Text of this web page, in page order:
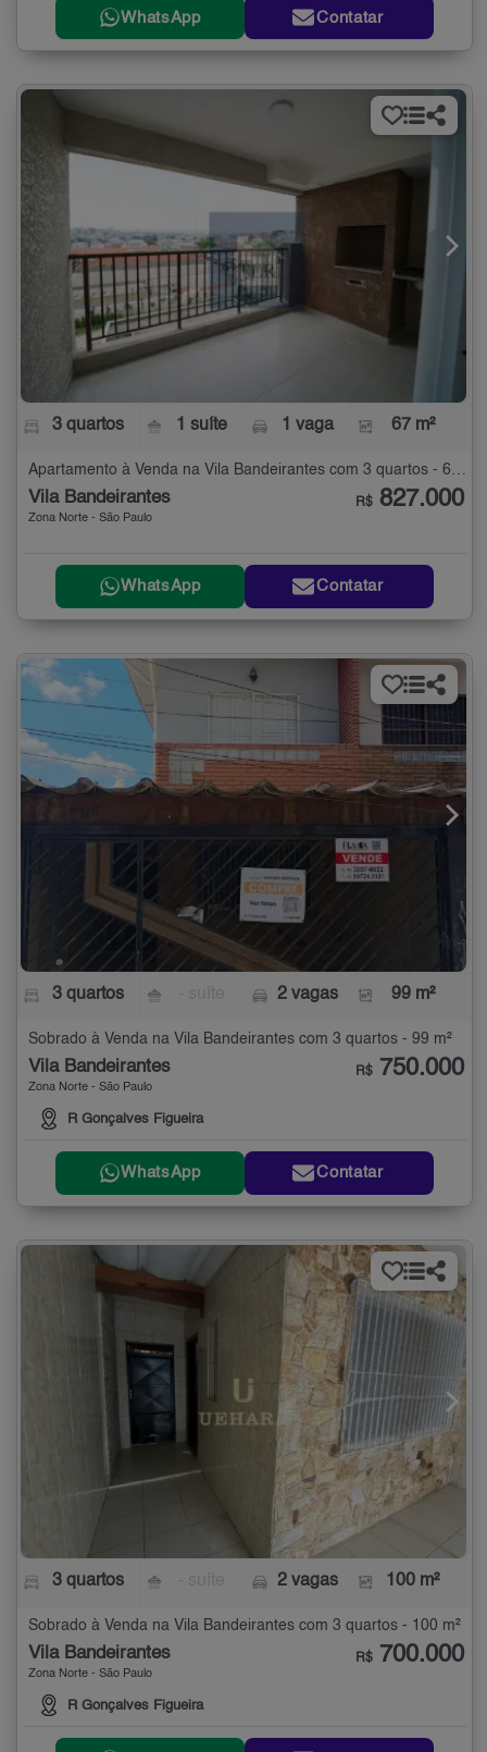
WhatsApp Contatar
3 quartos 1 suíte 1 vaga 67 m²
Apartamento à Venda na Vila Bandeirantes com 3 quartos - 67 m²
Vila Bandeirantes
Zona Norte - São Paulo
R$ 827.000
WhatsApp Contatar
3 quartos 2 vagas 99 m²
Sobrado à Venda na Vila Bandeirantes com 3 quartos - 99 m²
Vila Bandeirantes
Zona Norte - São Paulo
R Gonçalves Figueira
R$ 750.000
WhatsApp Contatar
3 quartos 2 vagas 100 m²
Sobrado à Venda na Vila Bandeirantes com 3 quartos - 100 m²
Vila Bandeirantes
Zona Norte - São Paulo
R Gonçalves Figueira
R$ 700.000